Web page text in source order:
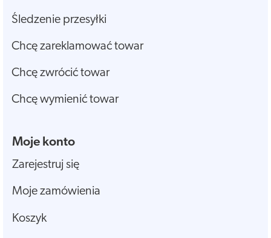
Śledzenie przesyłki
Chcę zareklamować towar
Chcę zwrócić towar
Chcę wymienić towar
Moje konto
Zarejestruj się
Moje zamówienia
Koszyk